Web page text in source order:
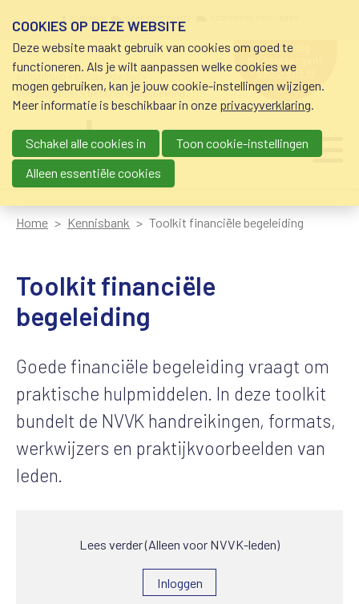
schuldhulp • sociaal krediet •
budgetbeheer • beschermingsbewind
hulp nodig
bij geldzorgen?
0800-8115.nl
Main navigation
Home Kennisbank Toolkit financiële begeleiding
Toolkit financiële
begeleiding
Goede financiële begeleiding vraagt om
praktische hulpmiddelen. In deze toolkit
bundelt de NVVK handreikingen, formats,
werkwijzers en praktijkvoorbeelden van
leden.
Lees verder (Alleen voor NVVK-leden)
Inloggen
COOKIES OP DEZE WEBSITE
Deze website maakt gebruik van cookies om goed te
functioneren. Als je wilt aanpassen welke cookies we
mogen gebruiken, kan je jouw cookie-instellingen wijzigen.
Meer informatie is beschikbaar in onze privacyverklaring.
Schakel alle cookies in
Toon cookie-instellingen
Alleen essentiële cookies